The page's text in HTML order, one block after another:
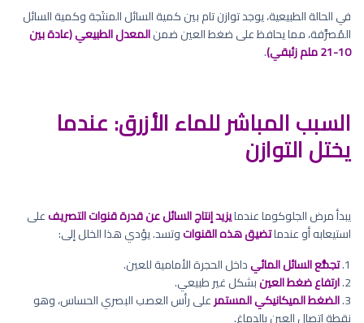
في الحالة الطبيعية، يوجد توازن تام بين كمية السائل المنتَجة وكمية السائل
المُصرَّفة، مما يحافظ على ضغط العين ضمنالمعدل الطبيعي (عادة بين
10-21 ملم زئبقي)
.
السبب المباشر للماء الأزرق: عندما
يختل التوازن
يبدأ مرض الجلوكوما عندمايزيد إنتاج السائل عن قدرة قنوات التصريفعلى
استيعابه أو عندماتضيق هذه القنواتوتسد. يؤدي هذا الخلل إلى:
1. تجمُّع السائل المائيداخل الحجرة الأمامية للعين.
2. ارتفاع ضغط العينبشكل غير طبيعي.
3. الضغط الميكانيكي المستمرعلى رأس العصب البصري الحساس، وهو
نقطة اتصال العين بالدماغ.